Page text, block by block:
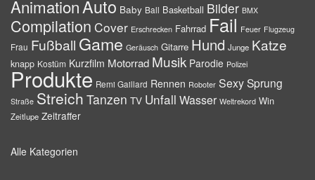
AnimationAuto Baby Ball Basketball Bilder BMX
Compilation Cover Erschrecken Fahrrad Fail Feuer Flugzeug
Frau Fußball Game Geräusch Gitarre Hund Junge Katze
knapp Kostüm Kurzfilm Motorrad Musik Parodie Polizei
Produkte Remi Gaillard Rennen Roboter SexySprung
Straße Streich Tanzen TV Unfall Wasser Weltrekord Win
Zeitlupe Zeitraffer
Alle Kategorien